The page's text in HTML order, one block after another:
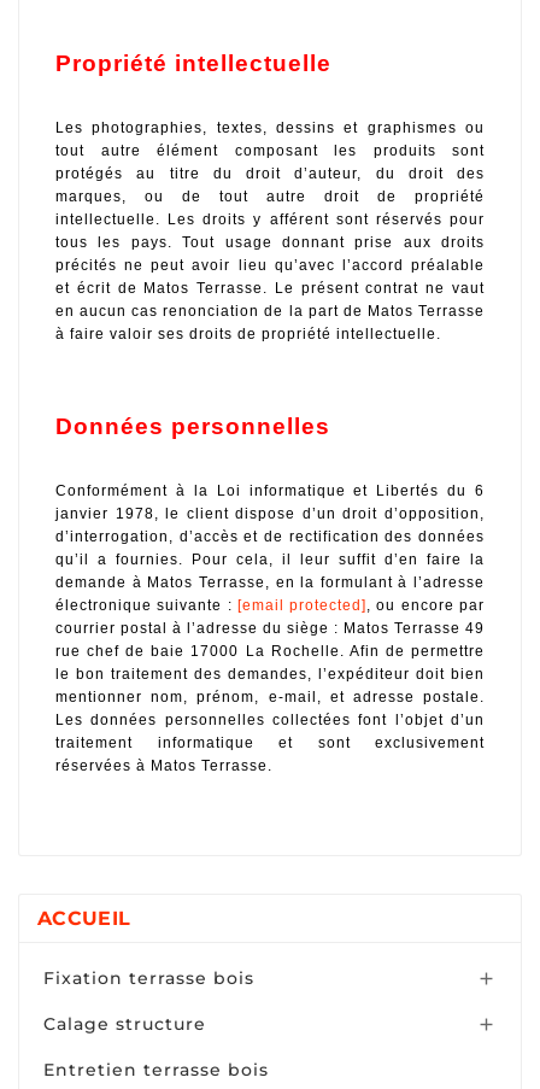
Propriété intellectuelle
Les photographies, textes, dessins et graphismes ou
tout autre élément composant les produits sont
protégés au titre du droit d’auteur, du droit des
marques, ou de tout autre droit de propriété
intellectuelle. Les droits y afférent sont réservés pour
tous les pays. Tout usage donnant prise aux droits
précités ne peut avoir lieu qu’avec l’accord préalable
et écrit de Matos Terrasse. Le présent contrat ne vaut
en aucun cas renonciation de la part de Matos Terrasse
à faire valoir ses droits de propriété intellectuelle.
Données personnelles
Conformément à la Loi informatique et Libertés du 6
janvier 1978, le client dispose d’un droit d’opposition,
d’interrogation, d’accès et de rectification des données
qu’il a fournies. Pour cela, il leur suffit d’en faire la
demande à Matos Terrasse, en la formulant à l’adresse
électronique suivante : [email protected] , ou encore par
courrier postal à l’adresse du siège : Matos Terrasse 49
rue chef de baie 17000 La Rochelle. Afin de permettre
le bon traitement des demandes, l’expéditeur doit bien
mentionner nom, prénom, e-mail, et adresse postale.
Les données personnelles collectées font l’objet d’un
traitement informatique et sont exclusivement
réservées à Matos Terrasse.
ACCUEIL
Fixation terrasse bois 
Calage structure 
Entretien terrasse bois